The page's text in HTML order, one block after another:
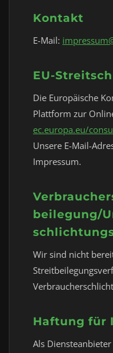
Kontakt
E-Mail:
EU-
Die Europäische
Plattform zur
ec.europa.eu/
Unsere E-Mail-
Impressum.
beilegung/
Wir sind nicht
Haftung für
Als